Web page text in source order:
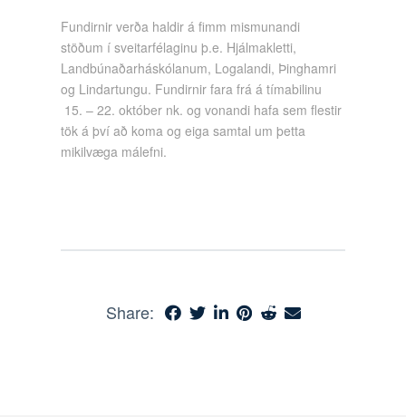
Fundirnir verða haldir á fimm mismunandi
stöðum í sveitarfélaginu þ.e. Hjálmakletti,
Landbúnaðarháskólanum, Logalandi, Þinghamri
og Lindartungu. Fundirnir fara frá á tímabilinu
15. – 22. október nk. og vonandi hafa sem flestir
tök á því að koma og eiga samtal um þetta
mikilvæga málefni.
Share: